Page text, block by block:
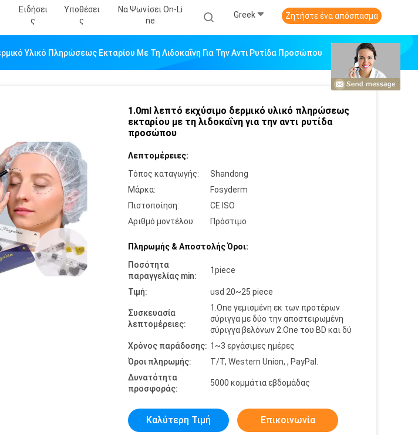
Ειδήσει
Σ
Υποθέσει
Σ
Να Ψωνίσει On-Li
Ne
Greek Ζητήστε ένα απόσπασμα
Υλικό Πληρώσεως Εκταρίου Με Τη Λιδοκαΐνη Για Την Αντι Ρυτίδα Προσώπου
1.0ml λεπτό εκχύσιμο δερμικό υλικό πληρώσεως
εκταρίου με τη λιδοκαΐνη για την αντι ρυτίδα
προσώπου
Λεπτομέρειες:
Τόπος καταγωγής:
Shandong
Μάρκα:
Fosyderm
Πιστοποίηση:
CE ISO
Αριθμό μοντέλου:
Πρόστιμο
Πληρωμής & Αποστολής Όροι:
Ποσότητα
παραγγελίας min:
1piece
Τιμή: usd 20~25 piece
Συσκευασία
λεπτομέρειες:
1.One γεμισμένη εκ των προτέρων
σύριγγα με δύο την αποστειρωμένη
σύριγγα βελόνων 2.One του BD και δύ
Χρόνος παράδοσης: 1~3 εργάσιμες ημέρες
Όροι πληρωμής:
T/T, Western Union, , PayPal.
Δυνατότητα
προσφοράς:
5000 κομμάτια εβδομάδας
Καλύτερη Τιμή Επικοινωνία